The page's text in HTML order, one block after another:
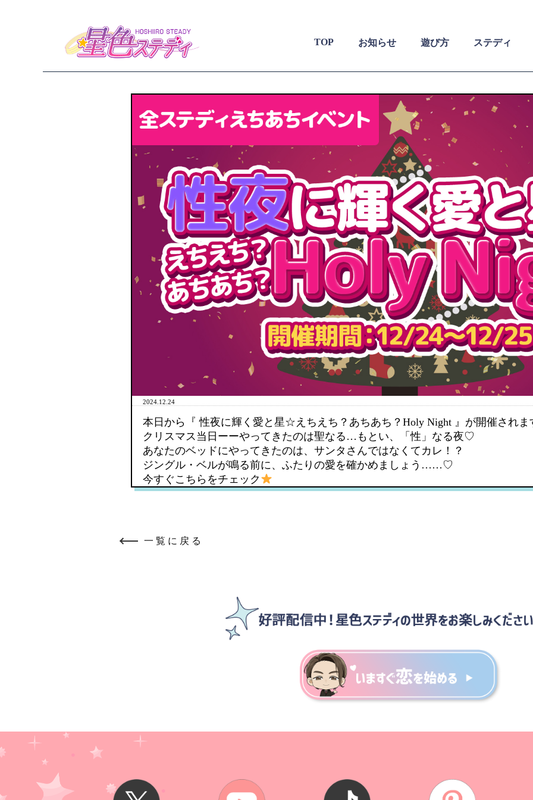
TOP お知らせ 遊び方 ステディ
2024.12.24
本日から『 性夜に輝く愛と星☆えちえち？あちあち？Holy Night 』が開催されま
クリスマス当日ーーやってきたのは聖なる…もとい、「性」なる夜♡
あなたのベッドにやってきたのは、サンタさんではなくてカレ！？
ジングル・ベルが鳴る前に、ふたりの愛を確かめましょう……♡
今すぐこちらをチェック
一覧に戻る